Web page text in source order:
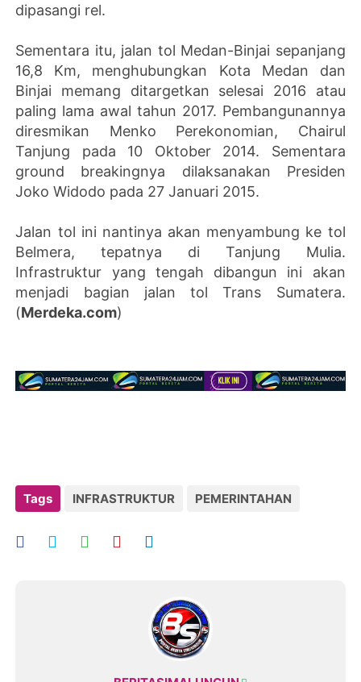
dipasangi rel.
Sementara itu, jalan tol Medan-Binjai sepanjang
16,8 Km, menghubungkan Kota Medan dan
Binjai memang ditargetkan selesai 2016 atau
paling lama awal tahun 2017. Pembangunannya
diresmikan Menko Perekonomian, Chairul
Tanjung pada 10 Oktober 2014. Sementara
ground breakingnya dilaksanakan Presiden
Joko Widodo pada 27 Januari 2015.
Jalan tol ini nantinya akan menyambung ke tol
Belmera, tepatnya di Tanjung Mulia.
Infrastruktur yang tengah dibangun ini akan
menjadi bagian jalan tol Trans Sumatera.
(Merdeka.com)
Tags INFRASTRUKTUR PEMERINTAHAN